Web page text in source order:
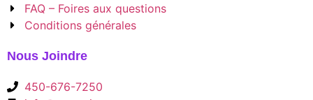
FAQ – Foires aux questions
Conditions générales
Nous Joindre
450-676-7250